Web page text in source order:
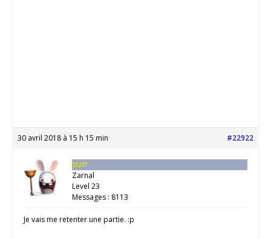
30 avril 2018 à 15 h 15 min #22922
Staff
Zarnal
Level 23
Messages : 8113
Je vais me retenter une partie. :p